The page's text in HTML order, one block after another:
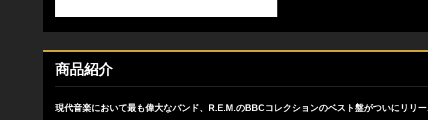
商品紹介
現代音楽において最も偉大なバンド、R.E.M.のBBCコレクションのベスト盤がついにリリー